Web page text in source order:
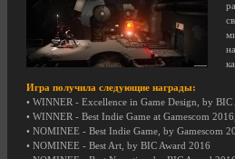
Игра получила следующие награды:
• WINNER - Excellence in Game Design, by BIC
• WINNER - Best Indie Game at Gamescom
• NOMINEE - Best Indie Game, by Gamescom
• NOMINEE - Best Art, by BIC Award 2016